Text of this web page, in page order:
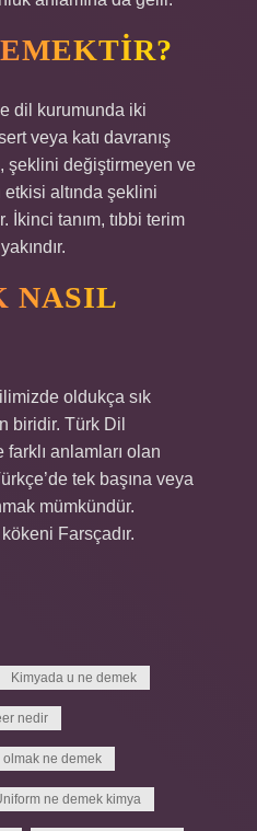
dil kurumunda iki
veya katı davranış
şeklini değiştirmeyen ve
altında şeklini
İkinci tanım, tıbbi terim
NASIL
oldukça sık
biridir. Türk Dil
farklı anlamları olan
tek başına veya
mümkündür.
Farsçadır.
Kimyada u ne demek
nedir
olmak ne demek
ne demek kimya